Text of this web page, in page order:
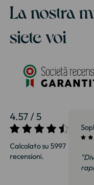
La nostra
siete voi
4.57 / 5
Calcolato su 5997
recensioni.
27/07/2026